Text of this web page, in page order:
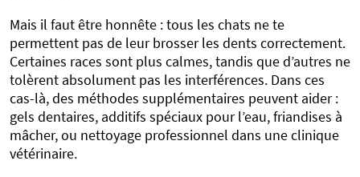
Mais il faut être honnête : tous les chats ne te
permettent pas de leur brosser les dents correctement.
Certaines races sont plus calmes, tandis que d’autres ne
tolèrent absolument pas les interférences. Dans ces
cas-là, des méthodes supplémentaires peuvent aider :
gels dentaires, additifs spéciaux pour l’eau, friandises à
mâcher, ou nettoyage professionnel dans une clinique
vétérinaire.